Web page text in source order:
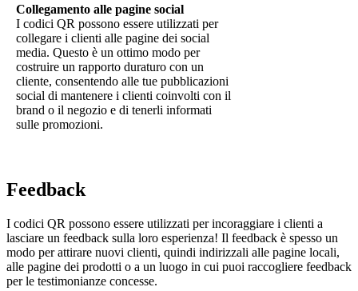
Collegamento alle pagine social
I codici QR possono essere utilizzati per
collegare i clienti alle pagine dei social
media. Questo è un ottimo modo per
costruire un rapporto duraturo con un
cliente, consentendo alle tue pubblicazioni
social di mantenere i clienti coinvolti con il
brand o il negozio e di tenerli informati
sulle promozioni.
Feedback
I codici QR possono essere utilizzati per incoraggiare i clienti a
lasciare un feedback sulla loro esperienza! Il feedback è spesso un
modo per attirare nuovi clienti, quindi indirizzali alle pagine locali,
alle pagine dei prodotti o a un luogo in cui puoi raccogliere feedback
per le testimonianze concesse.